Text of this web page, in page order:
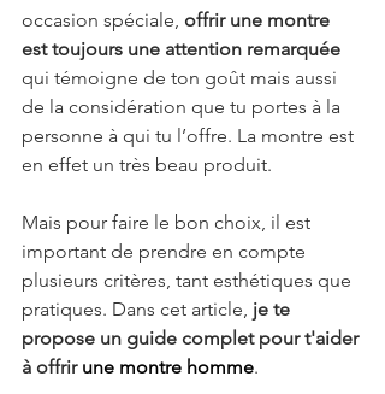
occasion spéciale, offrir une montre
est toujours une attention remarquée
qui témoigne de ton goût mais aussi
de la considération que tu portes à la
personne à qui tu l’offre. La montre est
en effet un très beau produit.
Mais pour faire le bon choix, il est
important de prendre en compte
plusieurs critères, tant esthétiques que
pratiques. Dans cet article, je te
propose un guide complet pour t'aider
à offrir une montre homme.